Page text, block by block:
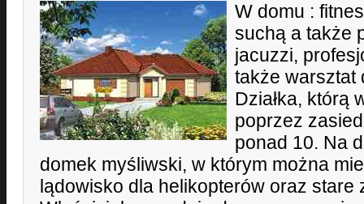
W domu :
suchą a także
jacuzzi,
także warsztat
Działka, którą
poprzez
ponad 10. Na
domek myśliwski, w którym można
lądowisko dla helikopterów oraz